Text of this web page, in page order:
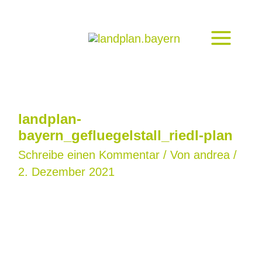
landplan-
bayern_gefluegelstall_riedl-plan
Schreibe einen Kommentar / Von andrea /
2. Dezember 2021